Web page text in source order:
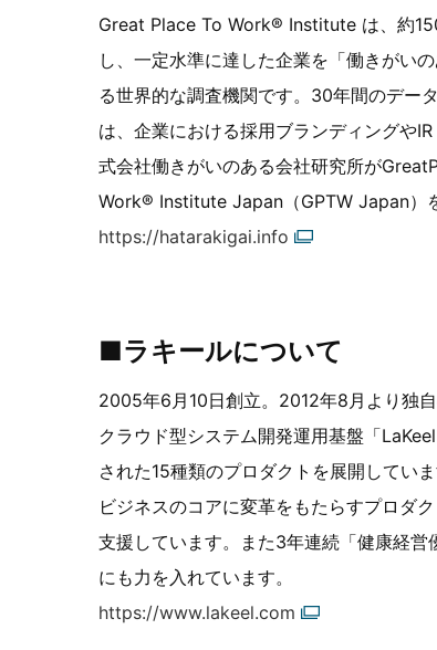
Great Place To Work® Institute は、約
し、一定水準に達した企業を「働きがい
る世界的な調査機関です。30年間のデー
は、企業における採用ブランディングや
式会社働きがいのある会社研究所が
Work® Institute Japan（GPTW Japan）
https://hatarakigai.info
■ラキールについて
2005年6月10日創立。2012年8月より独
クラウド型システム開発運用基盤「
された15種類のプロダクトを展開してい
ビジネスのコアに変革をもたらすプロダ
支援しています。また3年連続「健康経
にも力を入れています。
https://www.lakeel.com